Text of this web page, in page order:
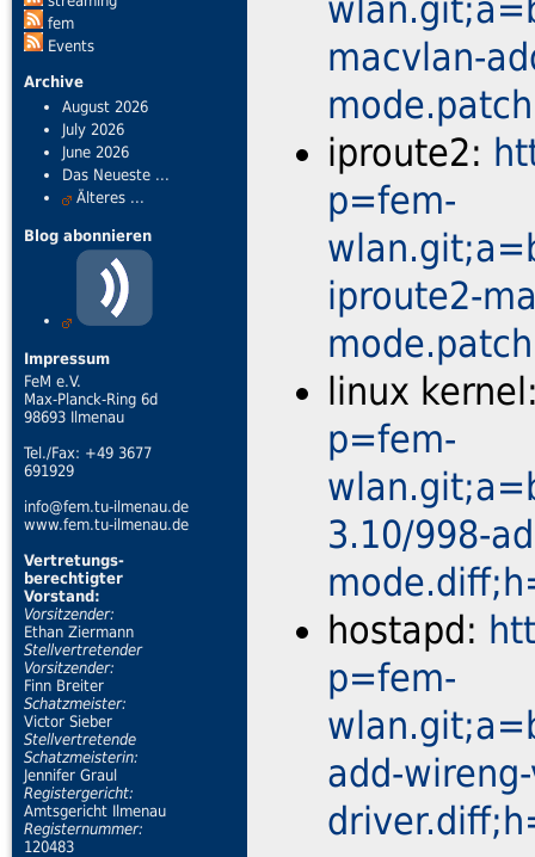
fem
Events
Archive
August 2026
July 2026
June 2026
Das Neueste ...
Älteres ...
Blog abonnieren
Impressum
FeM e.V.
Max-Planck-Ring 6d
98693 Ilmenau
Tel./Fax: +49 3677
691929
info@fem.tu-ilmenau.de
www.fem.tu-ilmenau.de
Vertretungs-
berechtigter
Vorstand:
Vorsitzender:
Ethan Ziermann
Stellvertretender
Vorsitzender:
Finn Breiter
Schatzmeister:
Victor Sieber
Stellvertretende
Schatzmeisterin:
Jennifer Graul
Registergericht:
Amtsgericht Ilmenau
Registernummer:
120483
macvlan-
iproute2:
p=fem-
iproute2-
linux
p=fem-
3.10/998-
hostapd:
p=fem-
add-